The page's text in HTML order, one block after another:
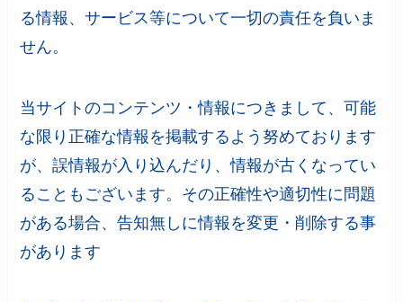
る情報、サービス等について一切の責任を負いま
せん。
当サイトのコンテンツ・情報につきまして、可能
な限り正確な情報を掲載するよう努めております
が、誤情報が入り込んだり、情報が古くなってい
ることもございます。その正確性や適切性に問題
がある場合、告知無しに情報を変更・削除する事
があります